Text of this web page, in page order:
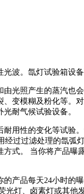
波。氙灯试验箱设
光照产生的蒸汽
变模糊及粉化等
耐气候试验设备。
用性的变化等试
过过滤处理的氙
式。 当你将产品
产品每天24小时
灯、卤素灯或其